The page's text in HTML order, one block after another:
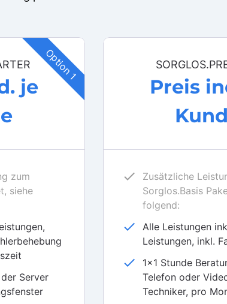
Option 1
je
zum
siehe
Server
Preis
check
Zusätzliche
Sorglos.Basis
folgend:
check
Alle Leistungen
Leistungen, inkl.
check
1x1 Stunde
Telefon oder
Techniker, pro